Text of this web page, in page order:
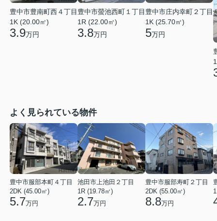
豊中市豊南町西４丁目
1K (20.00㎡)
3.9万円
豊中市螢池西町１丁目
1R (22.00㎡)
3.8万円
豊中市庄内幸町２丁目
1K (25.70㎡)
5万円
よく見られている物件
豊中市服部本町４丁目
2DK (45.00㎡)
5.7万円
池田市上池田２丁目
1R (19.78㎡)
2.7万円
豊中市服部寿町２丁目
2DK (55.00㎡)
8.8万円